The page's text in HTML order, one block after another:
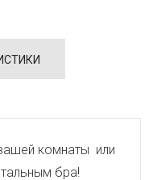
комнаты или
бра!